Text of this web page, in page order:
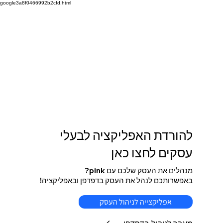
google3a8f0466992b2cfd.html
להורדת האפליקציה לבעלי
עסקים לחצו כאן
מנהלים את העסק שלכם עם pink?
באפשרותכם לנהל את העסק בדפדפן ובאפליקציה!
אפליקצייה לניהול העסק